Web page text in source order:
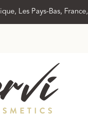
Les Pays-Bas,